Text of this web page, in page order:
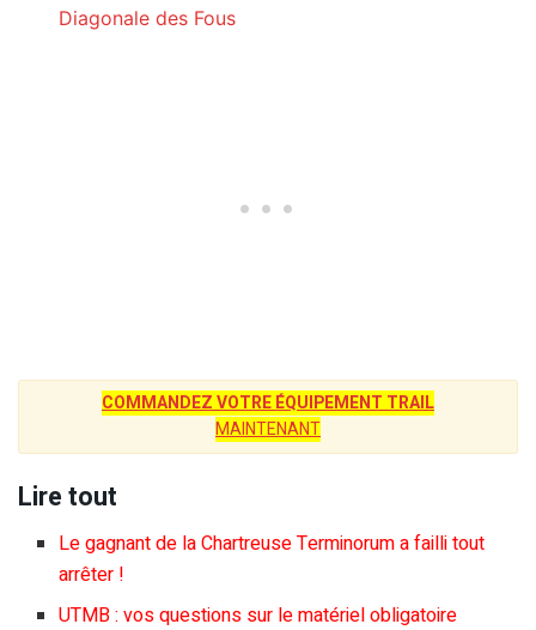
Diagonale des Fous
COMMANDEZ VOTRE ÉQUIPEMENT TRAIL
MAINTENANT
Lire tout
Le gagnant de la Chartreuse Terminorum a failli tout
arrêter !
UTMB : vos questions sur le matériel obligatoire